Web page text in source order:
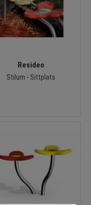
Resideo
Stilum - Sittplats